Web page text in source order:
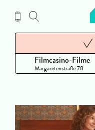
Inhalt
Filmcasino-Filme
Margaretenstraße 78